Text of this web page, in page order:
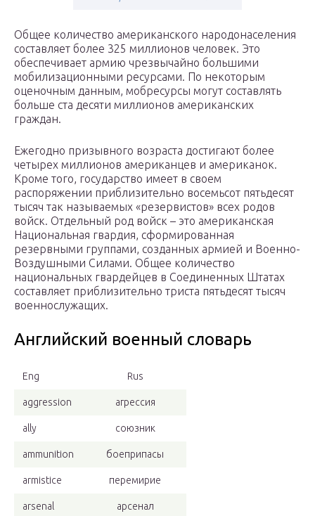
Общее количество американского народонаселения
составляет более 325 миллионов человек. Это
обеспечивает армию чрезвычайно большими
мобилизационными ресурсами. По некоторым
оценочным данным, мобресурсы могут составлять
больше ста десяти миллионов американских
граждан.
Ежегодно призывного возраста достигают более
четырех миллионов американцев и американок.
Кроме того, государство имеет в своем
распоряжении приблизительно восемьсот пятьдесят
тысяч так называемых «резервистов» всех родов
войск. Отдельный род войск – это американская
Национальная гвардия, сформированная
резервными группами, созданных армией и Военно-
Воздушными Силами. Общее количество
национальных гвардейцев в Соединенных Штатах
составляет приблизительно триста пятьдесят тысяч
военнослужащих.
Английский военный словарь
Eng Rus
aggression агрессия
ally союзник
ammunition боеприпасы
armistice перемирие
arsenal арсенал